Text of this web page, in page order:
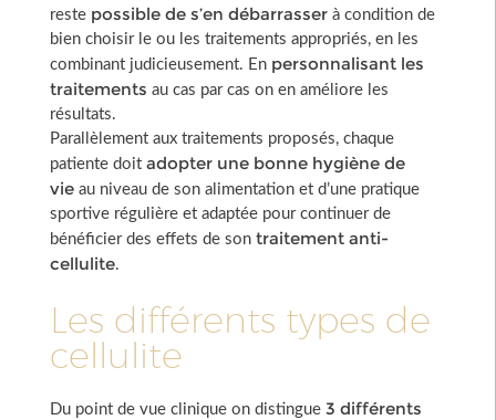
reste possible de s’en débarrasserà condition de
bien choisir le ou les traitements appropriés, en les
combinant judicieusement. En personnalisant les
traitements au cas par cas on en améliore les
résultats.
Parallèlement aux traitements proposés, chaque
patiente doit adopter une bonne hygiène de
vieau niveau de son alimentation et d’une pratique
sportive régulière et adaptée pour continuer de
bénéficier des effets de son traitement anti-
cellulite.
Les différents types de
cellulite
Du point de vue clinique on distingue 3 différents